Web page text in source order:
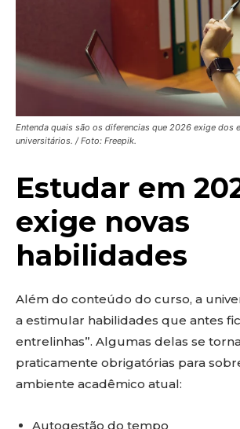
Entenda quais são os diferencias que 2026 exige dos
universitários. / Foto: Freepik.
Estudar em
exige novas
habilidades
Além do conteúdo do curso, a
a estimular habilidades que antes
entrelinhas”. Algumas delas se
praticamente obrigatórias para
ambiente acadêmico atual:
Autogestão do tempo